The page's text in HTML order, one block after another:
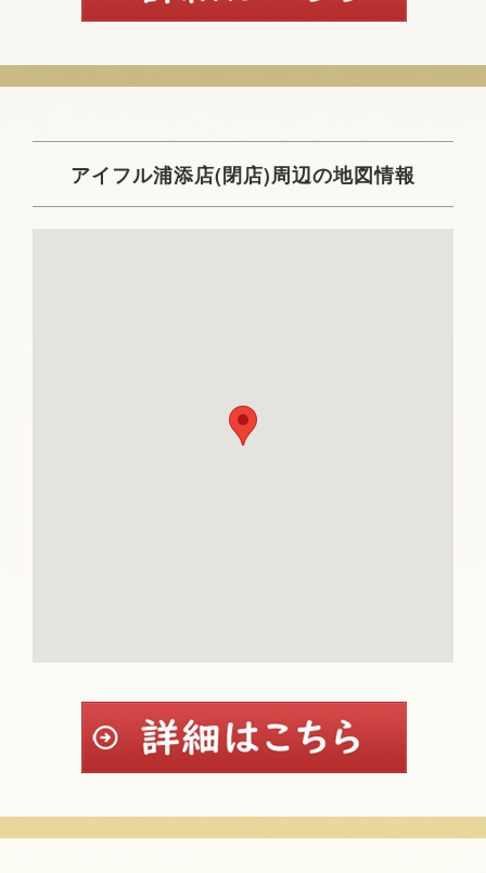
アイフル浦添店(閉店)周辺の地図情報